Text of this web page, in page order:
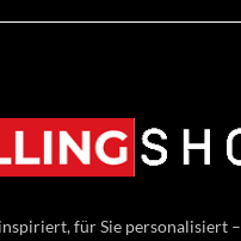
für Sie personalisiert –